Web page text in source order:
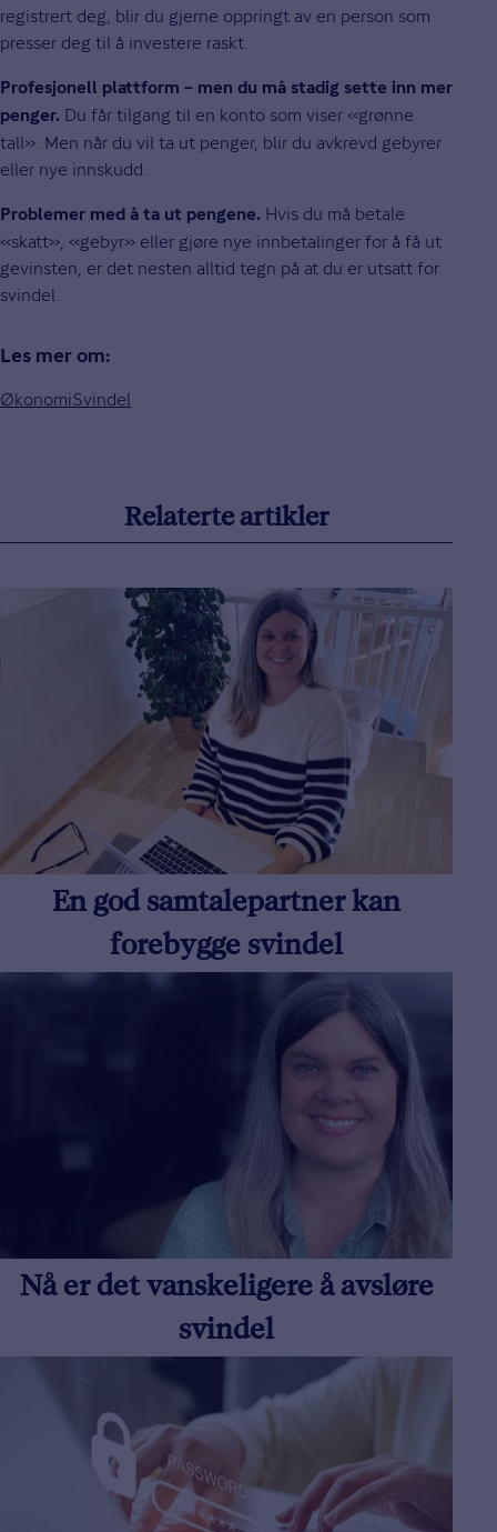
registrert deg, blir du gjerne oppringt av en person som
presser deg til å investere raskt.
Profesjonell plattform – men du må stadig sette inn mer
penger. Du får tilgang til en konto som viser «grønne
tall». Men når du vil ta ut penger, blir du avkrevd gebyrer
eller nye innskudd.
Problemer med å ta ut pengene. Hvis du må betale
«skatt», «gebyr» eller gjøre nye innbetalinger for å få ut
gevinsten, er det nesten alltid tegn på at du er utsatt for
svindel.
Les mer om:
ØkonomiSvindel
Relaterte artikler
En god samtalepartner kan
forebygge svindel
Nå er det vanskeligere å avsløre
svindel